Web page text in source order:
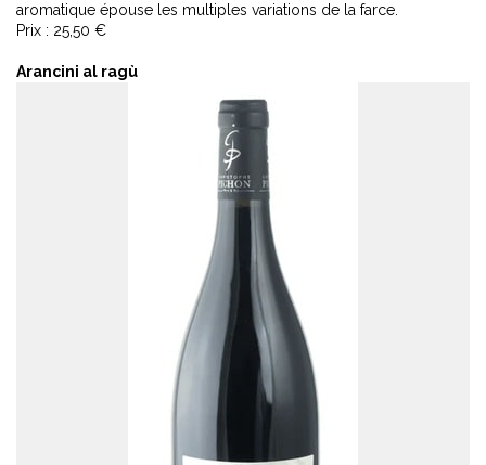
aromatique épouse les multiples variations de la farce.
Prix : 25,50 €
Arancini al ragù